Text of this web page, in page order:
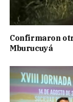
Confirmaron
Mburucuyá